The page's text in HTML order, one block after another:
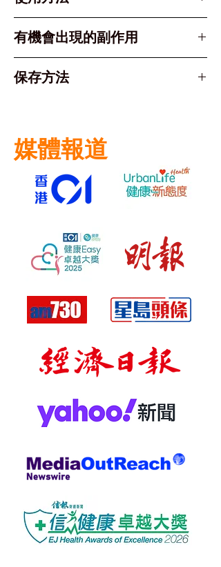
特鈉)
嚼後服用。
通常建議劑量為每日服用 1 片
有機會出現的副作用
頭痛
咳嗽
過敏反應： 極少數患者可能出現
過敏反應，如皮疹或腫脹。如出現
保存方法
避免兒童誤服
媒體報道